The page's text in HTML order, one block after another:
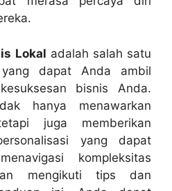
Lokal adalah salah satu
dapat Anda ambil
bisnis Anda.
hanya menawarkan
juga memberikan
yang dapat
kompleksitas
mengikuti tips dan